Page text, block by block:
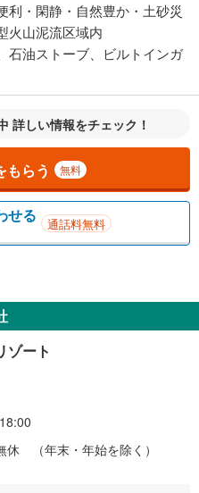
利・閑静・自然豊か・土砂災
火山泥流区域内
石油ストーブ、ビルトインガ
詳しい情報をチェック！
もらう 無料
せる 通話料無料
ゾート
休 （年末・年始を除く）